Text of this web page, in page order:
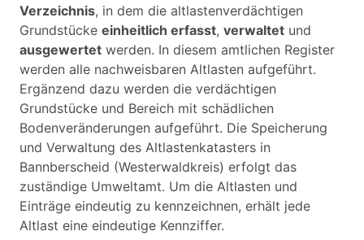
Verzeichnis, in dem die altlastenverdächtigen
Grundstücke einheitlich erfasst, verwaltet und
ausgewertet werden. In diesem amtlichen Register
werden alle nachweisbaren Altlasten aufgeführt.
Ergänzend dazu werden die verdächtigen
Grundstücke und Bereich mit schädlichen
Bodenveränderungen aufgeführt. Die Speicherung
und Verwaltung des Altlastenkatasters in
Bannberscheid (Westerwaldkreis) erfolgt das
zuständige Umweltamt. Um die Altlasten und
Einträge eindeutig zu kennzeichnen, erhält jede
Altlast eine eindeutige Kennziffer.